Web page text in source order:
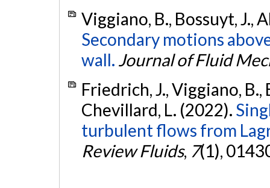
Viggiano, B., Bossuyt, J.,
Secondary motions
wall. Journal of Fluid
Friedrich, J., Viggiano, B.,
Chevillard, L. (2022).
turbulent flows from
Review Fluids, 7(1),